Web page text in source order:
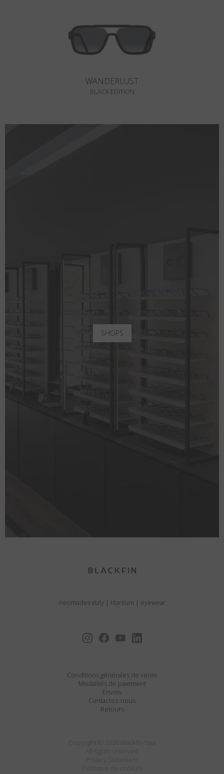
WANDERLUST
BLACK EDITION
SHOPS
neomadeinitaly | titanium | eyewear
Conditions générales de vente
Modalités de paiement
Envois
Contactez-nous
Retours
Privacy Statement